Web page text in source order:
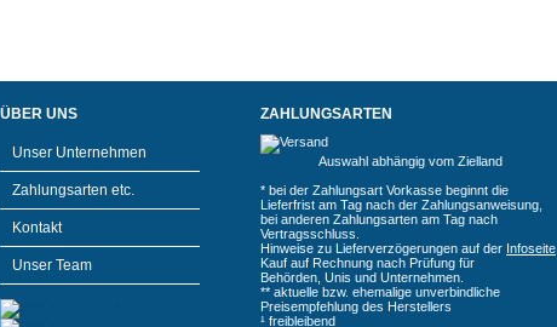
ÜBER UNS
Unser Unternehmen
Zahlungsarten etc.
Kontakt
Unser Team
ZAHLUNGSARTEN
Auswahl abhängig vom Zielland
* bei der Zahlungsart Vorkasse beginnt die
Lieferfrist am Tag nach der Zahlungsanweisung,
bei anderen Zahlungsarten am Tag nach
Vertragsschluss.
Hinweise zu Lieferverzögerungen auf der Infoseite
Kauf auf Rechnung nach Prüfung für
Behörden, Unis und Unternehmen.
** aktuelle bzw. ehemalige unverbindliche
Preisempfehlung des Herstellers
¹ freibleibend